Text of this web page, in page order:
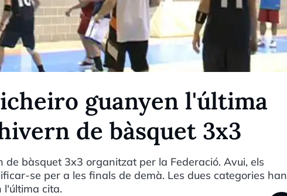
guanyen l'última
de bàsquet 3x3
bàsquet 3x3 organitzat per la Federació. Avui, els
se per a les finals de demà. Les dues categories han
l'última cita.